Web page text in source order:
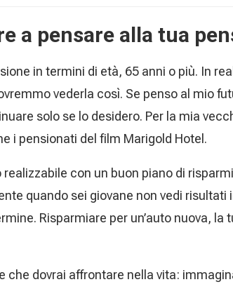
a pensare alla tua
in termini di età, 65 anni o più. In
vederla così. Se penso al mio
solo se lo desidero. Per la mia
i pensionati del film Marigold Hotel.
con un buon piano di
quando sei giovane non vedi
Risparmiare per un’auto nuova, la
che dovrai affrontare nella vita: